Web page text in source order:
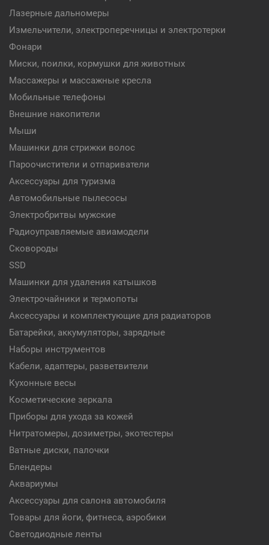
Лазерные дальномеры
Измельчители, электроперечницы и электротерки
Фонари
Миски, поилки, кормушки для животных
Массажеры и массажные кресла
Мобильные телефоны
Внешние накопители
Мыши
Машинки для стрижки волос
Пароочистители и отпариватели
Аксессуары для туризма
Автомобильные пылесосы
Электробритвы мужские
Радиоуправляемые авиамодели
Сковороды
SSD
Машинки для удаления катышков
Электрочайники и термопоты
Аксессуары и комплектующие для радиаторов
Батарейки, аккумуляторы, зарядные
Наборы инструментов
Кабели, адаптеры, разветвители
Кухонные весы
Косметические зеркала
Приборы для ухода за кожей
Нитратомеры, дозиметры, экотестеры
Ватные диски, палочки
Блендеры
Аквариумы
Аксессуары для салона автомобиля
Товары для йоги, фитнеса, аэробики
Светодиодные ленты